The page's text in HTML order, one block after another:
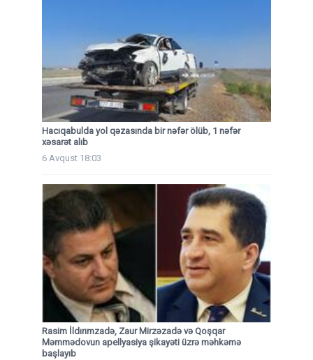
Hacıqabulda yol qəzasında bir nəfər ölüb, 1 nəfər
xəsarət alıb
6 Avqust 18:03
Rasim İldırımzadə, Zaur Mirzəzadə və Qoşqar
Məmmədovun apellyasiya şikayəti üzrə məhkəmə
başlayıb